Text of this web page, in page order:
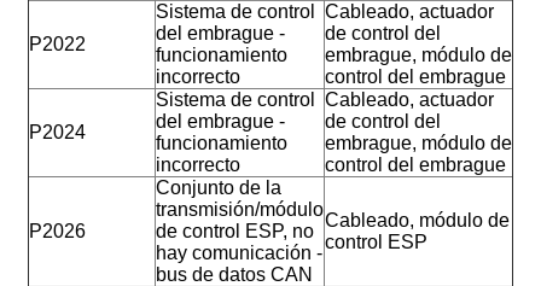
P2022
Sistema de control
del embrague -
funcionamiento
incorrecto
Cableado, actuador
de control del
embrague, módulo de
control del embrague
P2024
Sistema de control
del embrague -
funcionamiento
incorrecto
Cableado, actuador
de control del
embrague, módulo de
control del embrague
P2026
Conjunto de la
transmisión/módulo
de control ESP, no
hay comunicación -
bus de datos CAN
Cableado, módulo de
control ESP